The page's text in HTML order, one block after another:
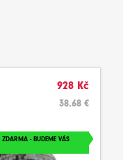
928 Kč
38.68 €
ZDARMA - BUDEME VÁS